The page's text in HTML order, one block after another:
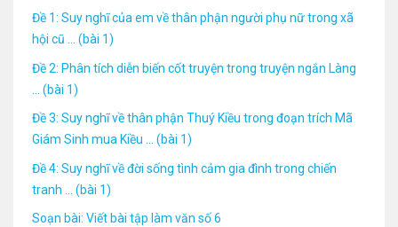
Đề 1: Suy nghĩ của em về thân phận người phụ nữ trong xã
hội cũ ... (bài 1)
Đề 2: Phân tích diễn biến cốt truyện trong truyện ngắn Làng
... (bài 1)
Đề 3: Suy nghĩ về thân phận Thuý Kiều trong đoạn trích Mã
Giám Sinh mua Kiều ... (bài 1)
Đề 4: Suy nghĩ về đời sống tình cảm gia đình trong chiến
tranh ... (bài 1)
Soạn bài: Viết bài tập làm văn số 6